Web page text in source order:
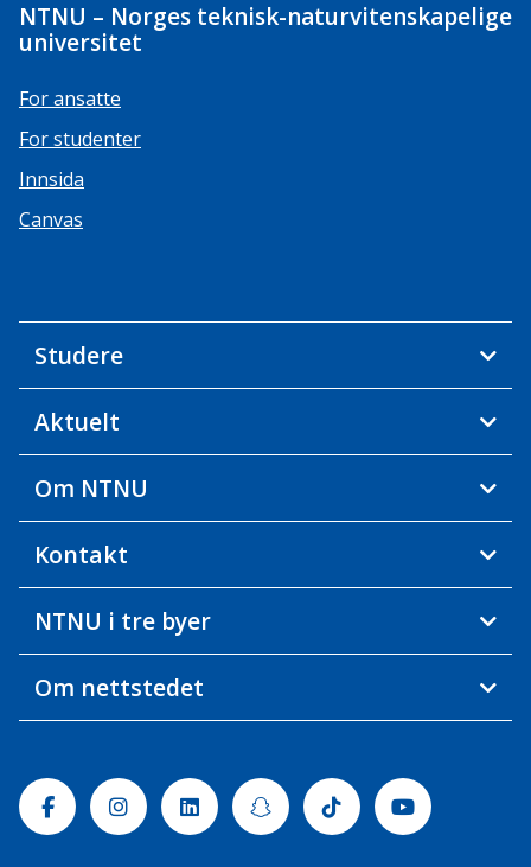
NTNU – Norges teknisk-naturvitenskapelige
universitet
For ansatte
For studenter
Innsida
Canvas
Studere
Aktuelt
Om NTNU
Kontakt
NTNU i tre byer
Om nettstedet
FacebookInstagramLinkedinSnapchatTiktok Youtube